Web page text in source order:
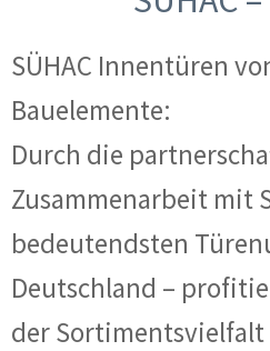
SÜHAC Innentüren
Bauelemente:
Durch die
Zusammenarbeit mit
bedeutendsten
Deutschland –
der